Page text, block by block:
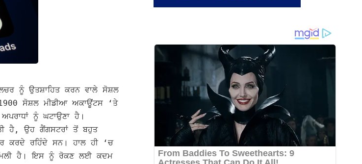
ਨੂੰ ਉਤਸ਼ਾਹਿਤ ਕਰਨ ਵਾਲੇ ਸੋਸ਼ਲ
ਸੋਸ਼ਲ ਮੀਡੀਆ ਅਕਾਊਂਟਸ ‘ਤੇ
ਨੂੰ ਘਟਾਉਣਾ ਹੈ।
ਹੈ, ਉਹ ਗੈਂਗਸਟਰਾਂ ਤੋਂ ਬਹੁਤ
ਕਰਦੇ ਰਹਿੰਦੇ ਸਨ। ਹਾਲ ਹੀ ‘ਚ
ਹੈ। ਇਸ ਨੂੰ ਰੋਕਣ ਲਈ ਕਦਮ